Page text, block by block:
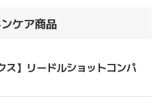
ケア商品
】 リードルショットコンパ